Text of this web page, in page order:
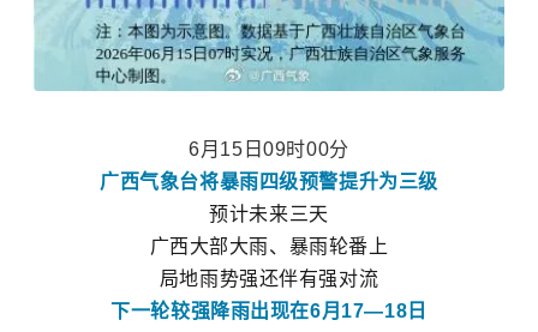
6月15日09时00分
广西气象台将暴雨四级预警提升为三级
预计未来三天
广西大部大雨、暴雨轮番上
局地雨势强还伴有强对流
下一轮较强降雨出现在6月17—18日